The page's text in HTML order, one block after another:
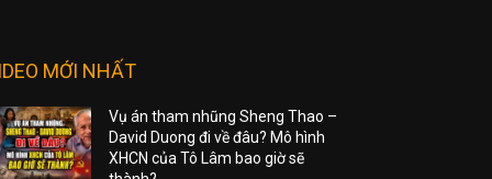
MỚI NHẤT
Vụ án tham nhũng Sheng Thao –
David Duong đi về đâu? Mô hình
XHCN của Tô Lâm bao giờ sẽ